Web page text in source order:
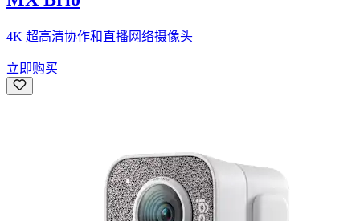
4K 超高清协作和直播网络摄像头
立即购买